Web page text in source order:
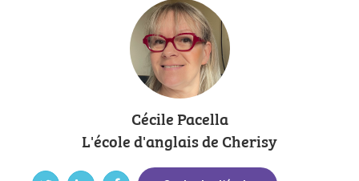
Cécile Pacella
L'école d'anglais de Cherisy